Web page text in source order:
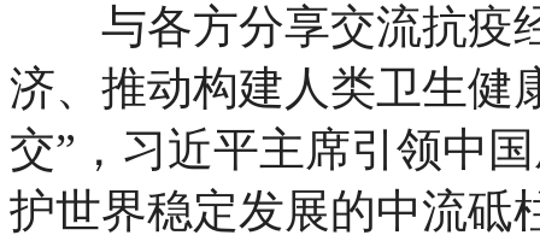
与各方分享交流抗疫
济、推动构建人类卫生
交”，习近平主席引领中
护世界稳定发展的中流砥